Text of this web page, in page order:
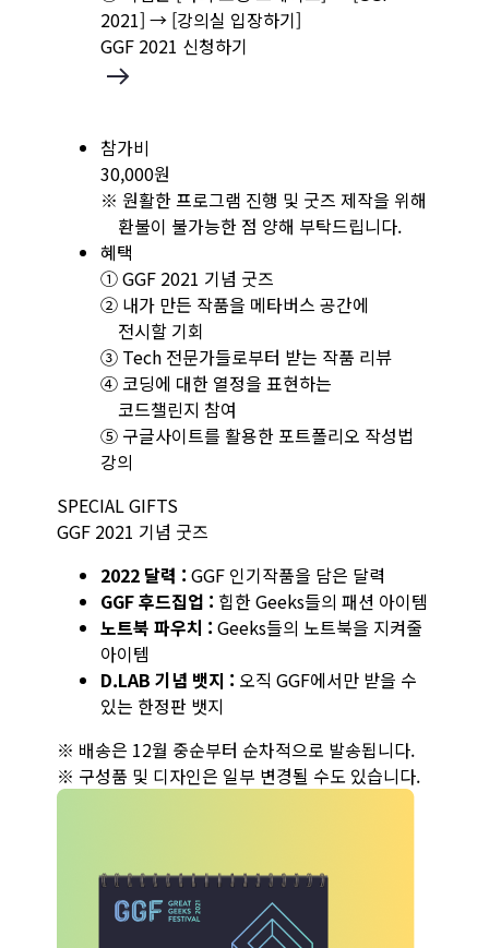
2021] → [강의실 입장하기]
GGF 2021 신청하기
참가비
30,000원
※ 원활한 프로그램 진행 및 굿즈 제작을 위해
환불이 불가능한 점 양해 부탁드립니다.
혜택
① GGF 2021 기념 굿즈
② 내가 만든 작품을 메타버스 공간에
전시할 기회
③ Tech 전문가들로부터 받는 작품 리뷰
④ 코딩에 대한 열정을 표현하는
코드챌린지 참여
⑤ 구글사이트를 활용한 포트폴리오 작성법
강의
SPECIAL GIFTS
GGF 2021 기념 굿즈
2022 달력 : GGF 인기작품을 담은 달력
GGF 후드집업 : 힙한 Geeks들의 패션 아이템
노트북 파우치 : Geeks들의 노트북을 지켜줄
아이템
D.LAB 기념 뱃지 : 오직 GGF에서만 받을 수
있는 한정판 뱃지
※ 배송은 12월 중순부터 순차적으로 발송됩니다.
※ 구성품 및 디자인은 일부 변경될 수도 있습니다.